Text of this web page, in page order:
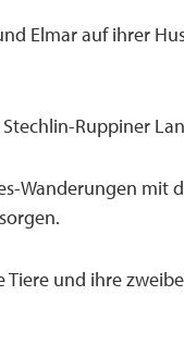
Elmar auf ihrer
Ruppiner
Wanderungen mit
Tiere und ihre